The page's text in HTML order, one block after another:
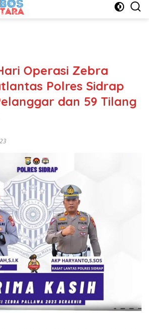
Operasi Zebra
Polres Sidrap
dan 59 Tilang